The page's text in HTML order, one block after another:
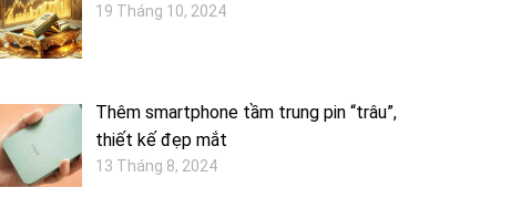
19 Tháng 10, 2024
Thêm smartphone tầm trung pin “trâu”,
thiết kế đẹp mắt
13 Tháng 8, 2024